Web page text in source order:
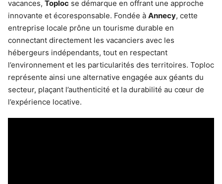
vacances, Toploc se démarque en offrant une approche
innovante et écoresponsable. Fondée à Annecy, cette
entreprise locale prône un tourisme durable en
connectant directement les vacanciers avec les
hébergeurs indépendants, tout en respectant
l’environnement et les particularités des territoires. Toploc
représente ainsi une alternative engagée aux géants du
secteur, plaçant l’authenticité et la durabilité au cœur de
l’expérience locative.